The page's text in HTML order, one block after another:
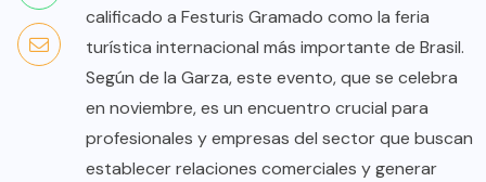
calificado a Festuris Gramado como la feria
turística internacional más importante de Brasil.
Según de la Garza, este evento, que se celebra
en noviembre, es un encuentro crucial para
profesionales y empresas del sector que buscan
establecer relaciones comerciales y generar